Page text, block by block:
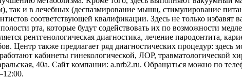
так и в лечебных (деспазмирование мышц, стимулирование
соответствующей квалификации. Здесь не только
рта, которые будут содействовать их по возможности
рентгенологическая диагностика, лечение пародонтита,
Центр также предлагает ряд диагностических процедур:
кабинеты гинекологической, ЛОР, травматологической
40а. Сайт компании: a.nrb2.ru. Обращаться можно по